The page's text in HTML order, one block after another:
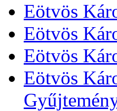
Eötvös
Eötvös
Eötvös
Eötvös